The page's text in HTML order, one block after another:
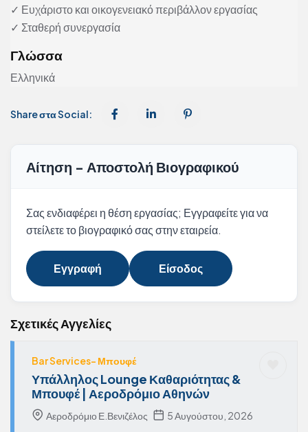
✓ Ευχάριστο και οικογενειακό περιβάλλον εργασίας
✓ Σταθερή συνεργασία
Γλώσσα
Ελληνικά
Share στα Social:
Αίτηση - Αποστολή Βιογραφικού
Σας ενδιαφέρει η θέση εργασίας; Εγγραφείτε για να
στείλετε το βιογραφικό σας στην εταιρεία.
Εγγραφή Είσοδος
Σχετικές Αγγελίες
Bar Services- Μπουφέ
Υπάλληλος Lounge Καθαριότητας &
Μπουφέ | Αεροδρόμιο Αθηνών
Αεροδρόμιο Ε.Βενιζέλος 5 Αυγούστου, 2026